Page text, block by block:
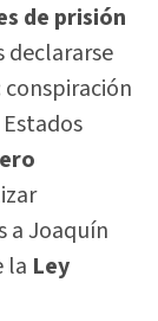
de prisión
declararse
conspiración
a Joaquín
la Ley